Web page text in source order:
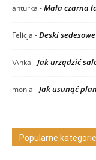
anturka -Mała czarna
Felicja -Deski
\Anka -Jak urządzić
monia -Jak usunąć
Popularne kategorie